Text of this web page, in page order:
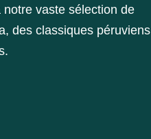
vaste sélection de
des classiques péruviens